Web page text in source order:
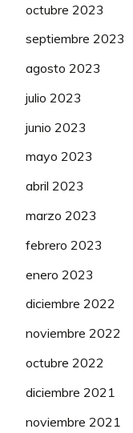
octubre 2023
septiembre 2023
agosto 2023
julio 2023
junio 2023
mayo 2023
abril 2023
marzo 2023
febrero 2023
enero 2023
diciembre 2022
noviembre 2022
octubre 2022
diciembre 2021
noviembre 2021